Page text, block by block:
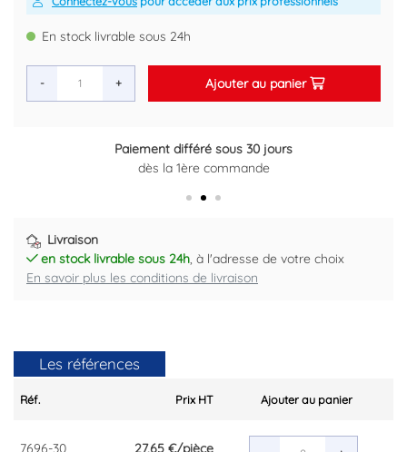
En stock livrable sous 24h
- + Ajouter au panier
Paiement différé sous 30 jours
dès la 1ère commande
Retour gratuit sous 14 jours
Plus d'informations ici
Livraison
en stock livrable sous 24h, à l'adresse de votre choix
En savoir plus les conditions de livraison
Les références
Réf. Prix HT Ajouter au panier
7696-30 27,65 €/pièce